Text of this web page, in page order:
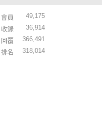
會員
49,175
收錄
36,914
回覆
366,491
排名
318,014